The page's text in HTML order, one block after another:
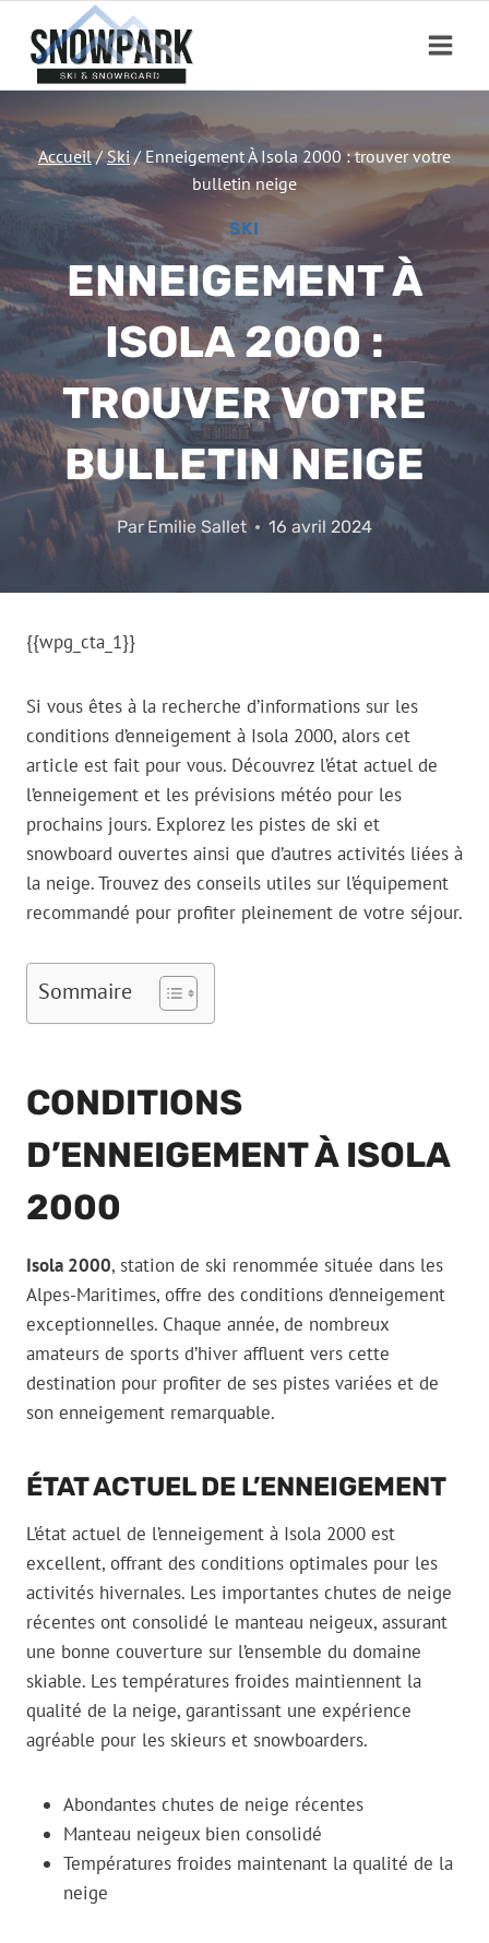
contenu
Accueil / Ski / Enneigement À Isola 2000 : trouver votre
bulletin neige
SKI
ENNEIGEMENT À
ISOLA 2000 :
TROUVER VOTRE
BULLETIN NEIGE
Par Emilie Sallet 16 avril 2024
{{wpg_cta_1}}
Si vous êtes à la recherche d’informations sur les
conditions d’enneigement à Isola 2000, alors cet
article est fait pour vous. Découvrez l’état actuel de
l’enneigement et les prévisions météo pour les
prochains jours. Explorez les pistes de ski et
snowboard ouvertes ainsi que d’autres activités liées à
la neige. Trouvez des conseils utiles sur l’équipement
recommandé pour profiter pleinement de votre séjour.
Sommaire
CONDITIONS
D’ENNEIGEMENT À ISOLA
2000
Isola 2000, station de ski renommée située dans les
Alpes-Maritimes, offre des conditions d’enneigement
exceptionnelles. Chaque année, de nombreux
amateurs de sports d’hiver affluent vers cette
destination pour profiter de ses pistes variées et de
son enneigement remarquable.
ÉTAT ACTUEL DE L’ENNEIGEMENT
L’état actuel de l’enneigement à Isola 2000 est
excellent, offrant des conditions optimales pour les
activités hivernales. Les importantes chutes de neige
récentes ont consolidé le manteau neigeux, assurant
une bonne couverture sur l’ensemble du domaine
skiable. Les températures froides maintiennent la
qualité de la neige, garantissant une expérience
agréable pour les skieurs et snowboarders.
Abondantes chutes de neige récentes
Manteau neigeux bien consolidé
Températures froides maintenant la qualité de la
neige